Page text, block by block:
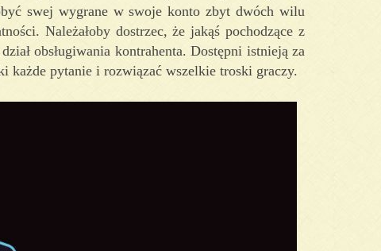
swej wygrane w swoje konto zbyt dwóch wilu
Należałoby dostrzec, że jakąś pochodzące z
obsługiwania kontrahenta. Dostępni istnieją za
każde pytanie i rozwiązać wszelkie troski graczy.